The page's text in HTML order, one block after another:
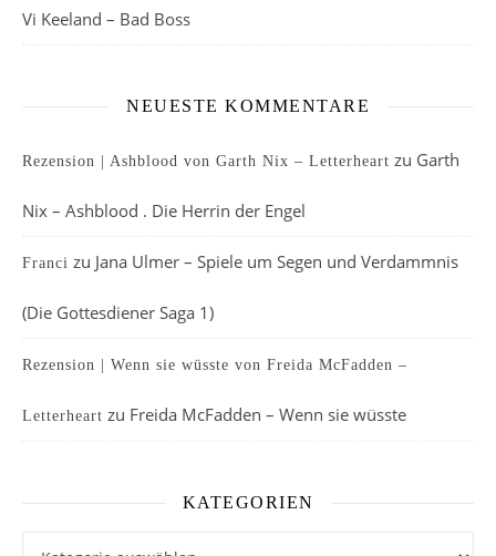
Vi Keeland – Bad Boss
NEUESTE KOMMENTARE
Rezension | Ashblood von Garth Nix – Letterheart zu Garth
Nix – Ashblood . Die Herrin der Engel
Franci zu Jana Ulmer – Spiele um Segen und Verdammnis
(Die Gottesdiener Saga 1)
Rezension | Wenn sie wüsste von Freida McFadden –
Letterheart zu Freida McFadden – Wenn sie wüsste
KATEGORIEN